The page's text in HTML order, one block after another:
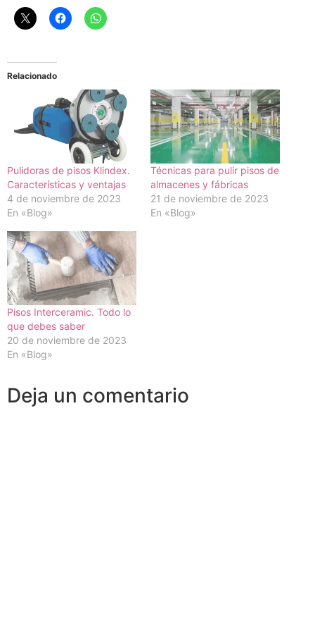
Relacionado
Pulidoras de pisos Klindex.
Características y ventajas
4 de noviembre de 2023
En «Blog»
Técnicas para pulir pisos de
almacenes y fábricas
21 de noviembre de 2023
En «Blog»
Pisos Interceramic. Todo lo
que debes saber
20 de noviembre de 2023
En «Blog»
Deja un comentario